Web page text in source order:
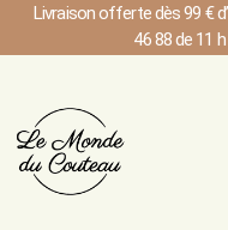
Livraison offerte dès 99 €
46 88 de 11